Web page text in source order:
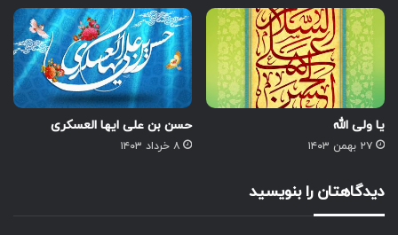
یا ولی الله
۲۷ بهمن ۱۴۰۳
حسن بن علی ایها العسکری
۸ خرداد ۱۴۰۳
دیدگاهتان را بنویسید